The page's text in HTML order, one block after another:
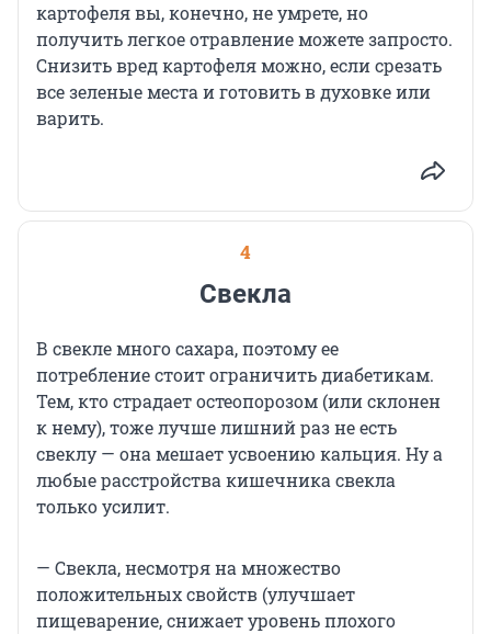
картофеля вы, конечно, не умрете, но
получить легкое отравление можете запросто.
Снизить вред картофеля можно, если срезать
все зеленые места и готовить в духовке или
варить.
4
Свекла
В свекле много сахара, поэтому ее
потребление стоит ограничить диабетикам.
Тем, кто страдает остеопорозом (или склонен
к нему), тоже лучше лишний раз не есть
свеклу — она мешает усвоению кальция. Ну а
любые расстройства кишечника свекла
только усилит.
— Свекла, несмотря на множество
положительных свойств (улучшает
пищеварение, снижает уровень плохого